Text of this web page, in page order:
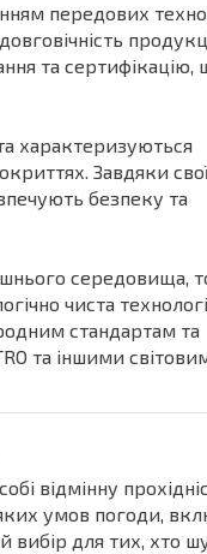
передових
та сертифікацію,
характеризуються
Завдяки
безпеку та
середовища,
чиста
стандартам та
та іншими
відмінну
умов погоди,
вибір для тих, хто